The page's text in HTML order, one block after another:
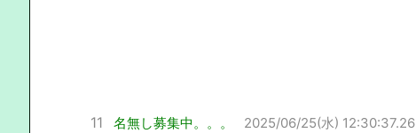
11 名無し募集中。。。 2025/06/25(水) 12:30:37.26